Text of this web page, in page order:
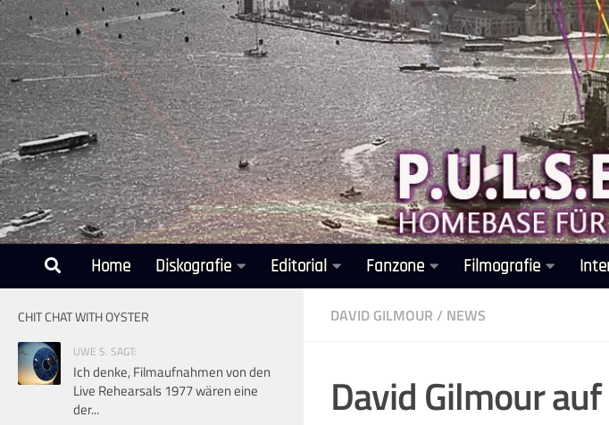
Unter dem Inhalt
Home Diskografie Editorial Fanzone Filmografie
DAVID GILMOUR / NEWS
David Gilmour
CHIT CHAT WITH OYSTER
UWE S. SAGT:
Ich denke, Filmaufnahmen von den
Live Rehearsals 1977 wären eine
der...